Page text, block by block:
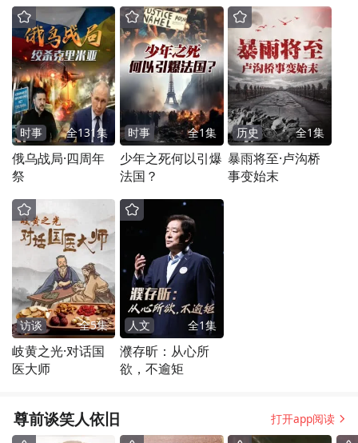
时事 全131集
俄乌战局·四周年
祭
时事 全1集
少年之死何以引爆
法国？
历史 全1集
暴雨将至·卢沟桥
事变始末
访谈 全5集
岐黄之光·对话国
医大师
人文 全1集
濮存昕：从心所
欲，不逾矩
尊前谈笑人依旧 打开app阅读